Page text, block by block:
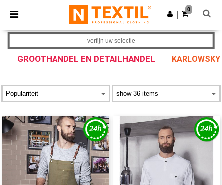
× Ntextil-app
Betere prijzen in de app!
Download app
0
GROOTHANDEL EN DETAILHANDEL
verfijn uw selectie